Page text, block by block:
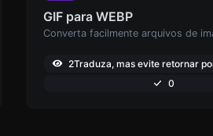
GIF para WEBP
2Traduza, mas evite retornar
0